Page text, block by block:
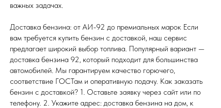
важных задачах.
Доставка бензина: от АИ-92 до премиальных марок Если
вам требуется купить бензин с доставкой, наш сервис
предлагает широкий выбор топлива. Популярный вариант —
доставка бензина 92, который подходит для большинства
автомобилей. Мы гарантируем качество горючего,
соответствие ГОСТам и оперативную подачу. Как заказать
бензин с доставкой? 1. Оставьте заявку через сайт или по
телефону. 2. Укажите адрес: доставка бензина на дом, к